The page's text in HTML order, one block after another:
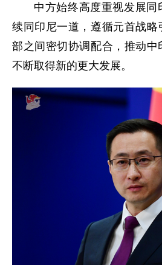
中方始终高度重视发展同
续同印尼一道，遵循元首战略
部之间密切协调配合，推动中
不断取得新的更大发展。